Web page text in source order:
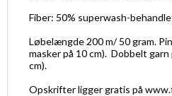
Fiber: 50% superwash-
Løbelængde 200 m/ 50 gram.
masker på 10 cm). Dobbelt garn
cm).
Opskrifter ligger gratis på